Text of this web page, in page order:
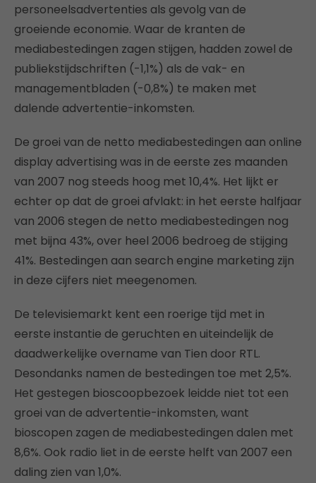
personeelsadvertenties als gevolg van de
groeiende economie. Waar de kranten de
mediabestedingen zagen stijgen, hadden zowel de
publiekstijdschriften (-1,1%) als de vak- en
managementbladen (-0,8%) te maken met
dalende advertentie-inkomsten.
De groei van de netto mediabestedingen aan online
display advertising was in de eerste zes maanden
van 2007 nog steeds hoog met 10,4%. Het lijkt er
echter op dat de groei afvlakt: in het eerste halfjaar
van 2006 stegen de netto mediabestedingen nog
met bijna 43%, over heel 2006 bedroeg de stijging
41%. Bestedingen aan search engine marketing zijn
in deze cijfers niet meegenomen.
De televisiemarkt kent een roerige tijd met in
eerste instantie de geruchten en uiteindelijk de
daadwerkelijke overname van Tien door RTL.
Desondanks namen de bestedingen toe met 2,5%.
Het gestegen bioscoopbezoek leidde niet tot een
groei van de advertentie-inkomsten, want
bioscopen zagen de mediabestedingen dalen met
8,6%. Ook radio liet in de eerste helft van 2007 een
daling zien van 1,0%.